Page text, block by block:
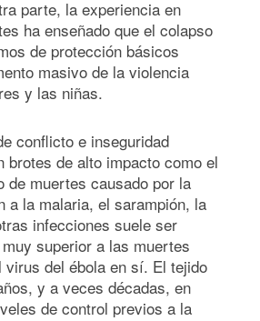
parte, la experiencia en
ha enseñado que el colapso
de protección básicos
masivo de la violencia
y las niñas.
conflicto e inseguridad
brotes de alto impacto como el
de muertes causado por la
a la malaria, el sarampión, la
infecciones suele ser
superior a las muertes
virus del ébola en sí. El tejido
y a veces décadas, en
de control previos a la